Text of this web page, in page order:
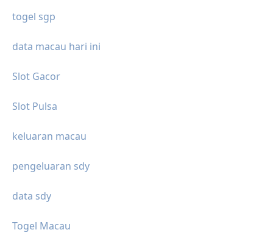
togel sgp
data macau hari ini
Slot Gacor
Slot Pulsa
keluaran macau
pengeluaran sdy
data sdy
Togel Macau